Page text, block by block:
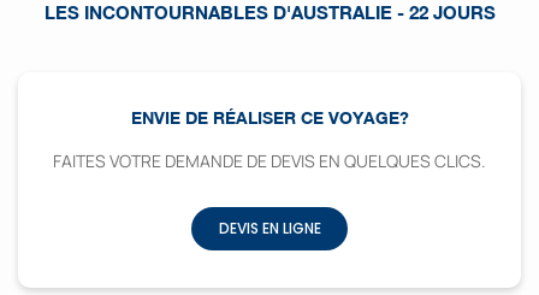
LES INCONTOURNABLES D'AUSTRALIE - 22 JOURS
ENVIE DE RÉALISER CE VOYAGE?
FAITES VOTRE DEMANDE DE DEVIS EN QUELQUES CLICS.
DEVIS EN LIGNE